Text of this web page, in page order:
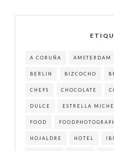
A CORUÑA AMSTERDAM
BERLIN BIZCOCHO
CHEFS CHOCOLATE
DULCE ESTRELLA
FOOD
HOJALDRE HOTEL